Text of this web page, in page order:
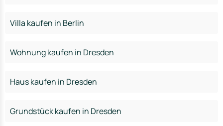
Villa kaufen in Berlin
Wohnung kaufen in Dresden
Haus kaufen in Dresden
Grundstück kaufen in Dresden